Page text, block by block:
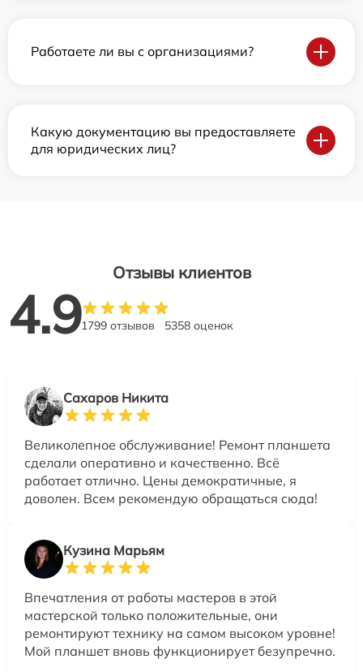
Работаете ли вы с организациями?
Какую документацию вы предоставляете
для юридических лиц?
Отзывы клиентов
4.91799 отзывов 5358 оценок
Сахаров Никита
Великолепное обслуживание! Ремонт планшета
сделали оперативно и качественно. Всё
работает отлично. Цены демократичные, я
доволен. Всем рекомендую обращаться сюда!
Кузина Марьям
Впечатления от работы мастеров в этой
мастерской только положительные, они
ремонтируют технику на самом высоком уровне!
Мой планшет вновь функционирует безупречно.